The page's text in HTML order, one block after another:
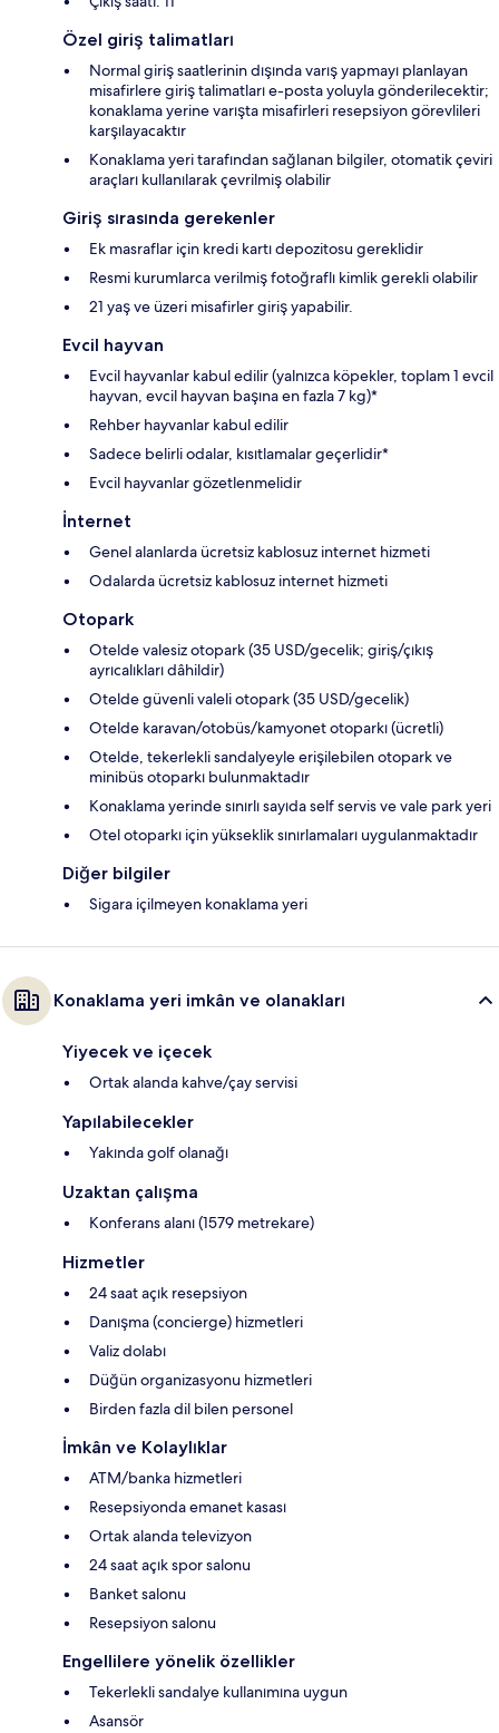
Özel giriş talimatları
Normal giriş saatlerinin dışında varış yapmayı planlayan
misafirlere giriş talimatları e-posta yoluyla gönderilecektir;
konaklama yerine varışta misafirleri resepsiyon görevlileri
karşılayacaktır
Konaklama yeri tarafından sağlanan bilgiler, otomatik çeviri
araçları kullanılarak çevrilmiş olabilir
Giriş sırasında gerekenler
Ek masraflar için kredi kartı depozitosu gereklidir
Resmi kurumlarca verilmiş fotoğraflı kimlik gerekli olabilir
21 yaş ve üzeri misafirler giriş yapabilir.
Evcil hayvan
Evcil hayvanlar kabul edilir (yalnızca köpekler, toplam 1 evcil
hayvan, evcil hayvan başına en fazla 7 kg)*
Rehber hayvanlar kabul edilir
Sadece belirli odalar, kısıtlamalar geçerlidir*
Evcil hayvanlar gözetlenmelidir
İnternet
Genel alanlarda ücretsiz kablosuz internet hizmeti
Odalarda ücretsiz kablosuz internet hizmeti
Otopark
Otelde valesiz otopark (35 USD/gecelik; giriş/çıkış
ayrıcalıkları dâhildir)
Otelde güvenli valeli otopark (35 USD/gecelik)
Otelde karavan/otobüs/kamyonet otoparkı (ücretli)
Otelde, tekerlekli sandalyeyle erişilebilen otopark ve
minibüs otoparkı bulunmaktadır
Konaklama yerinde sınırlı sayıda self servis ve vale park yeri
Otel otoparkı için yükseklik sınırlamaları uygulanmaktadır
Diğer bilgiler
Sigara içilmeyen konaklama yeri
Konaklama yeri imkân ve olanakları
Yiyecek ve içecek
Ortak alanda kahve/çay servisi
Yapılabilecekler
Yakında golf olanağı
Uzaktan çalışma
Konferans alanı (1579 metrekare)
Hizmetler
24 saat açık resepsiyon
Danışma (concierge) hizmetleri
Valiz dolabı
Düğün organizasyonu hizmetleri
Birden fazla dil bilen personel
İmkân ve Kolaylıklar
ATM/banka hizmetleri
Resepsiyonda emanet kasası
Ortak alanda televizyon
24 saat açık spor salonu
Banket salonu
Resepsiyon salonu
Engellilere yönelik özellikler
Tekerlekli sandalye kullanımına uygun
Asansör